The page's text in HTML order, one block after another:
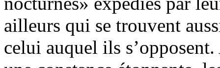
ailleurs qui se trouvent
celui auquel ils